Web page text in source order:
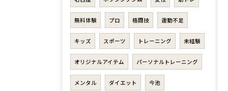
無料体験 プロ 格闘技 運動不足
キッズ スポーツ トレーニング 未経験
オリジナルアイテム パーソナルトレーニング
メンタル ダイエット 今池